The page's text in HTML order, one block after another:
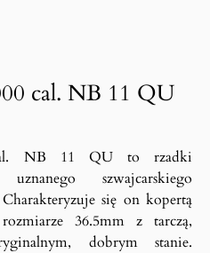
cal. NB 11 QU
NB 11 QU to rzadki
szwajcarskiego
się on kopertą
36.5mm z tarczą,
dobrym stanie.